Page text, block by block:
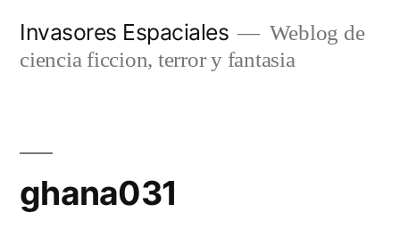
Invasores Espaciales
Weblog de
ciencia ficcion, terror y fantasia
ghana031